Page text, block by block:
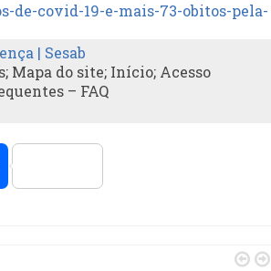
de-covid-19-e-mais-73-obitos-pela-
| Sesab
Mapa do site; Início; Acesso
– FAQ
Compartilhar
 